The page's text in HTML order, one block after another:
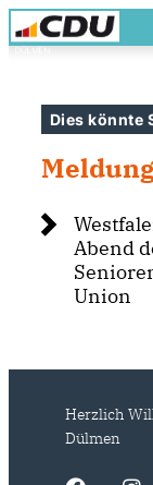
Dies könnte
Abend
Union
Herzlich
Dülmen